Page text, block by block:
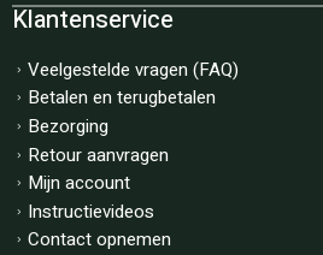
Klantenservice
Veelgestelde vragen (FAQ)
Betalen en terugbetalen
Bezorging
Retour aanvragen
Mijn account
Instructievideos
Contact opnemen